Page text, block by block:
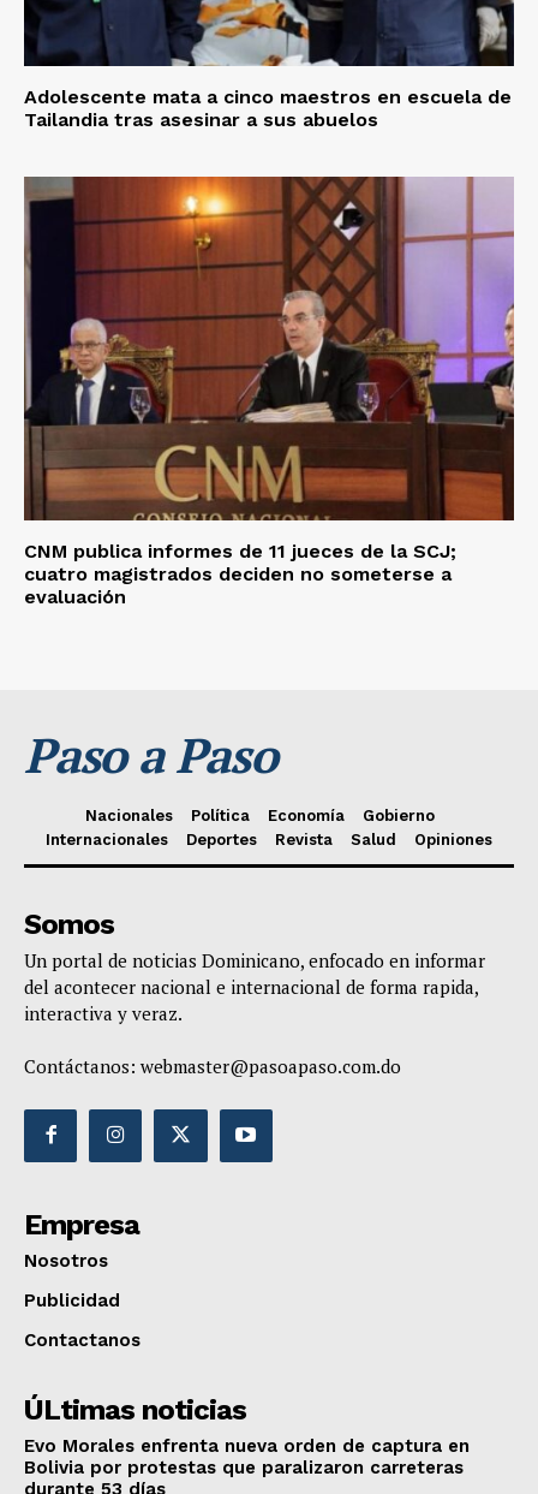
Adolescente mata a cinco maestros en escuela de
Tailandia tras asesinar a sus abuelos
CNM publica informes de 11 jueces de la SCJ;
cuatro magistrados deciden no someterse a
evaluación
Paso a Paso
Nacionales Política Economía
Gobierno
Internacionales
Deportes Revista Salud Opiniones
Somos
Un portal de noticias Dominicano, enfocado en informar
del acontecer nacional e internacional de forma rapida,
interactiva y veraz.
Contáctanos: webmaster@pasoapaso.com.do
Empresa
Nosotros
Publicidad
Contactanos
ÚLtimas noticias
Evo Morales enfrenta nueva orden de captura en
Bolivia por protestas que paralizaron carreteras
durante 53 días